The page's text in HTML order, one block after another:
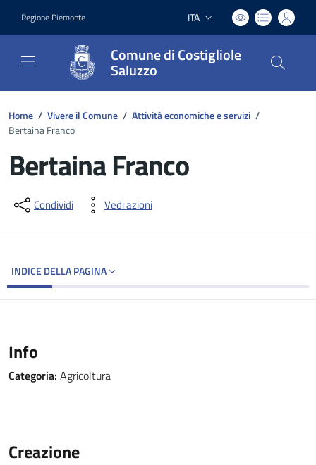
Regione Piemonte Lingua attiva:
ITA
Comune di Costigliole
Saluzzo
Home / Vivere il Comune / Attività economiche e servizi /
Bertaina Franco
Bertaina Franco
Dettagli del documento
Condividi Vedi azioni
INDICE DELLA PAGINA
Info
Categoria: Agricoltura
Creazione